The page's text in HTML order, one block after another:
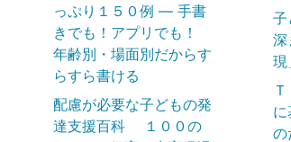
っぷり１５０例 ― 手書
きでも！アプリでも！
年齢別・場面別だからす
らすら書ける
配慮が必要な子どもの発
達支援百科 １００の
子
深
現
の